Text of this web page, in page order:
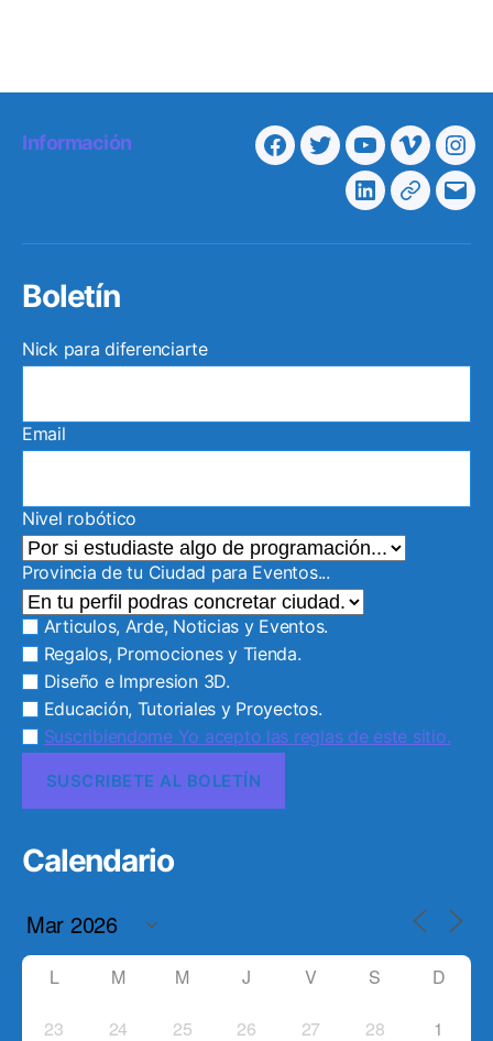
Información
Facebook
TwitterYoutubeVimeo
LinkedinTelegram
Boletín
Nick para diferenciarte
Email
Nivel robótico
Provincia de tu Ciudad para Eventos...
Articulos, Arde, Noticias y Eventos.
Regalos, Promociones y Tienda.
Diseño e Impresion 3D.
Educación, Tutoriales y Proyectos.
Suscribiendome Yo acepto las reglas de este sitio.
Calendario
L M M J V S D
23 24 25 26 27 28 1